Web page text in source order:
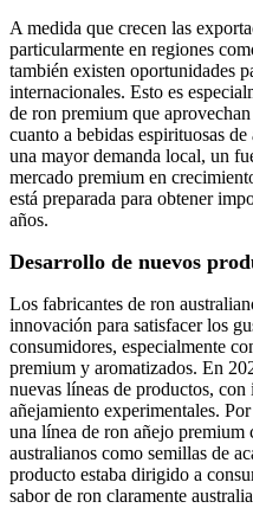
A medida que crecen las
particularmente en regiones
también existen oportunidades
internacionales. Esto es
de ron premium que
cuanto a bebidas espirituosas
una mayor demanda local, un
mercado premium en
está preparada para obtener
años.
Desarrollo de nuevos
Los fabricantes de ron
innovación para satisfacer los
consumidores, especialmente
premium y aromatizados. En
nuevas líneas de productos,
añejamiento experimentales.
una línea de ron añejo premium
australianos como semillas de
producto estaba dirigido a
sabor de ron claramente